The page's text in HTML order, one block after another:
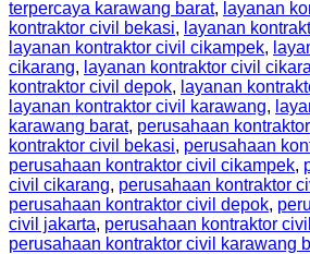
terpercaya karawang barat, layanan
kontraktor civil bekasi, layanan
layanan kontraktor civil cikampek,
cikarang, layanan kontraktor civil
kontraktor civil depok, layanan
layanan kontraktor civil karawang,
karawang barat, perusahaan
kontraktor civil bekasi, perusahaan
perusahaan kontraktor civil cikampek,
civil cikarang, perusahaan kontraktor
perusahaan kontraktor civil depok,
civil jakarta, perusahaan kontraktor
perusahaan kontraktor civil karawang